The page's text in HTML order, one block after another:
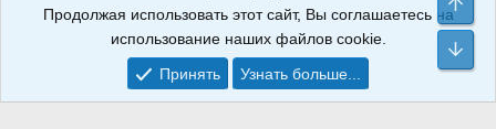
АНОИНФО; ОГРН: 1247700801700; ИНН/КПП:
9709119500/320001001; Юридический адрес: 241030, Брянская
область, г. Брянск, ул. Мира, д. 96, ком. 124
Продолжая использовать этот сайт, Вы соглашаетесь на
использование наших файлов cookie.
Принять
Узнать больше...